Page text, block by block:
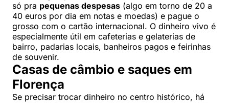
só pra pequenas despesas (algo em torno de 20 a
40 euros por dia em notas e moedas) e pague o
grosso com o cartão internacional. O dinheiro vivo é
especialmente útil em cafeterias e gelaterias de
bairro, padarias locais, banheiros pagos e feirinhas
de souvenir.
Casas de câmbio e saques em
Florença
Se precisar trocar dinheiro no centro histórico, há